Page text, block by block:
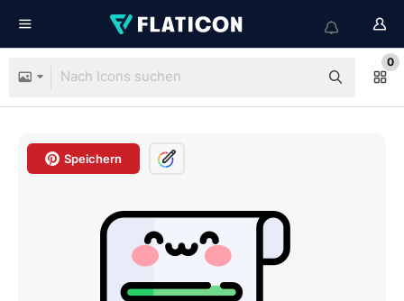
0
Speichern